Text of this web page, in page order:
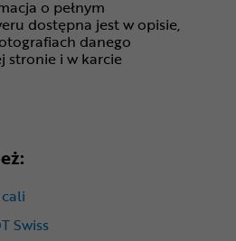
o pełnym
dostępna jest w opisie,
danego
stronie i w karcie
Swiss